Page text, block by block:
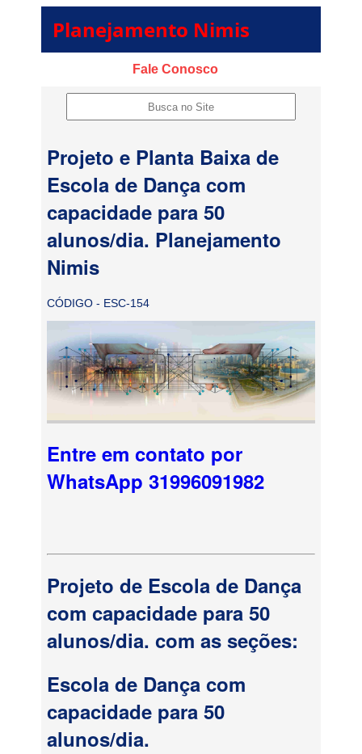
Planejamento Nimis
Fale Conosco
Projeto e Planta Baixa de
Escola de Dança com
capacidade para 50
alunos/dia. Planejamento
Nimis
CÓDIGO - ESC-154
Entre em contato por
WhatsApp 31996091982
Projeto de Escola de Dança
com capacidade para 50
alunos/dia. com as seções:
Escola de Dança com
capacidade para 50
alunos/dia.